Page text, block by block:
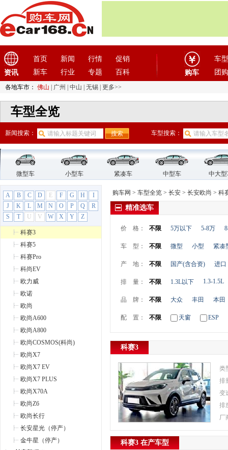
资讯
首页 新闻 行情
促销
新车
行业 专题 百科 购车
车型
团购
各地车市： 佛山 广州 中山 无锡 更多>>
车型全览
新闻搜索： 车型搜索：
微型车 小型车 紧凑车 中型车 中大
A B C D E F G H
I
J
K L M N O P Q
R
S
T U V W X Y Z
悦翔
奔奔EV（停产）
长安CX30（停产）
凌轩（停产）
睿骋（停产）
悦翔V3（停产）
悦翔V5（停产）
悦翔V7（停产）
长安CX70
长安欧尚X5
长安之星2
长安之星9
科赛
科赛3
科赛5
科赛Pro
科尚EV
欧力威
欧诺
欧尚
欧尚A600
欧尚A800
欧尚COSMOS(科尚)
欧尚X7
欧尚X7 EV
欧尚X7 PLUS
欧尚X70A
欧尚Z6
欧尚长行
长安星光（停产）
金牛星（停产）
购车网 > 车型全览 > 长安 > 长安欧尚 > 科
精准选车
价 格： 不限 5万以下 5-8万
车 型： 不限 微型 小型 紧凑
产 地： 不限 国产(含合资) 进口
排 量： 不限 1.3L以下 1.3-1.5L
品 牌： 不限 大众 丰田 本田
配 置： 不限 天窗 ESP
科赛3
类
排
变
排
厂
科赛3 在产车型